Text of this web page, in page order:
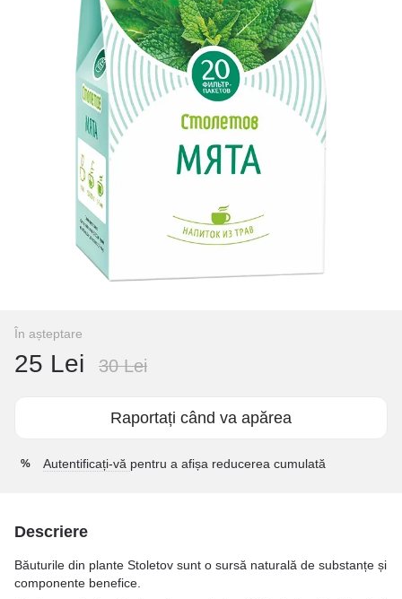
În așteptare
25 Lei 30 Lei
Raportați când va apărea
% Autentificați-vă pentru a afișa reducerea cumulată
Descriere
Băuturile din plante Stoletov sunt o sursă naturală de substanțe și
componente benefice.